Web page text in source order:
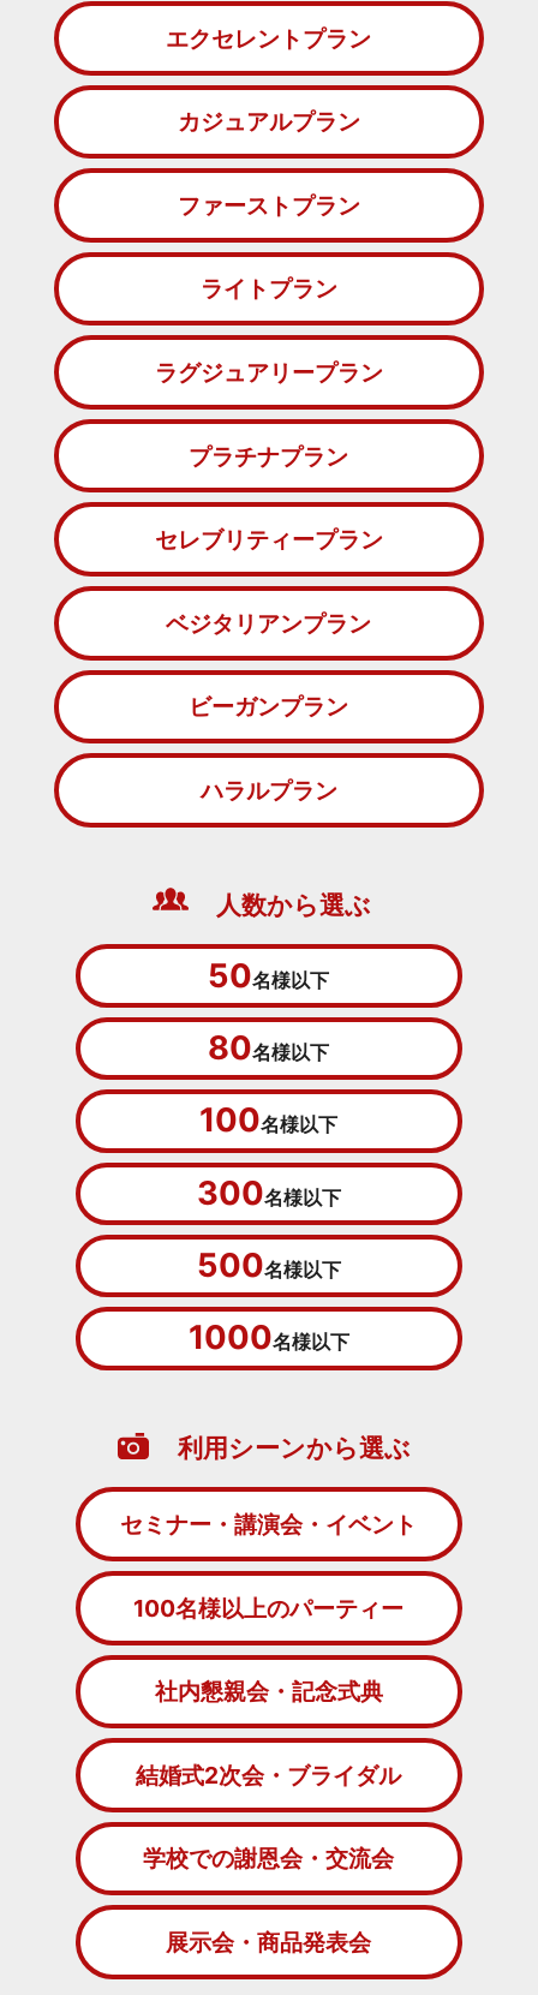
エクセレントプラン
カジュアルプラン
ファーストプラン
ライトプラン
ラグジュアリープラン
プラチナプラン
セレブリティープラン
ベジタリアンプラン
ビーガンプラン
ハラルプラン
人数から選ぶ
50名様以下
80名様以下
100名様以下
300名様以下
500名様以下
1000名様以下
利用シーンから選ぶ
セミナー・講演会・イベント
100名様以上のパーティー
社内懇親会・記念式典
結婚式2次会・ブライダル
学校での謝恩会・交流会
展示会・商品発表会